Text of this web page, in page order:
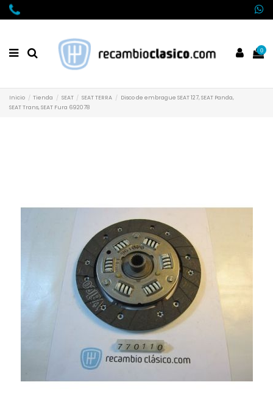
0
Inicio Tienda SEAT SEAT TERRA
Disco de embrague SEAT 127, SEAT Panda,
SEAT Trans, SEAT Fura 692078